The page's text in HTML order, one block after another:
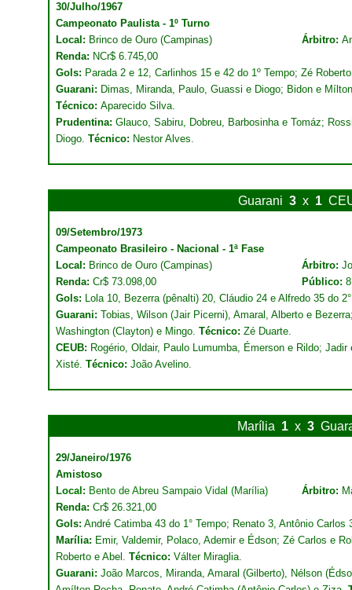
30/Julho/1967
Campeonato Paulista - 1º Turno
Local: Brinco de Ouro (Campinas) Árbitro:
Renda: NCr$ 6.745,00
Gols: Parada 2 e 12, Carlinhos 15 e 42 do 1º Tempo; Zé
Guarani: Dimas, Miranda, Paulo, Guassi e Diogo; Bidon e
Técnico: Aparecido Silva.
Prudentina: Glauco, Sabiru, Dobreu, Barbosinha e Tomáz;
Diogo. Técnico: Nestor Alves.
Guarani 3 x 1
09/Setembro/1973
Campeonato Brasileiro - Nacional - 1ª Fase
Local: Brinco de Ouro (Campinas) Árbitro:
Renda: Cr$ 73.098,00 Público:
Gols: Lola 10, Bezerra (pênalti) 20, Cláudio 24 e Alfredo 35 do
Guarani: Tobias, Wilson (Jair Picerni), Amaral, Alberto e
Washington (Clayton) e Mingo. Técnico: Zé Duarte.
CEUB: Rogério, Oldair, Paulo Lumumba, Émerson e Rildo;
Xisté. Técnico: João Avelino.
Marília 1 x 3
29/Janeiro/1976
Amistoso
Local: Bento de Abreu Sampaio Vidal (Marília) Árbitro:
Renda: Cr$ 26.321,00
Gols: André Catimba 43 do 1° Tempo; Renato 3, Antônio Carlos
Marília: Emir, Valdemir, Polaco, Ademir e Édson; Zé Carlos e
Roberto e Abel. Técnico: Válter Miraglia.
Guarani: João Marcos, Miranda, Amaral (Gilberto), Nélson